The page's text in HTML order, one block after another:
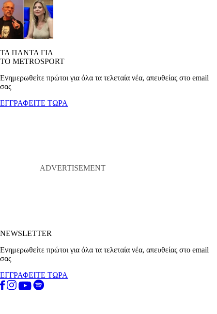
ΤΑ ΠΑΝΤΑ ΓΙΑ
ΤΟ METROSPORT
Ενημερωθείτε πρώτοι για όλα τα τελεταία νέα, απευθείας στο email
σας
ΕΓΓΡΑΦΕΙΤΕ ΤΩΡΑ
NEWSLETTER
Ενημερωθείτε πρώτοι για όλα τα τελεταία νέα, απευθείας στο email
σας
ΕΓΓΡΑΦΕΙΤΕ ΤΩΡΑ